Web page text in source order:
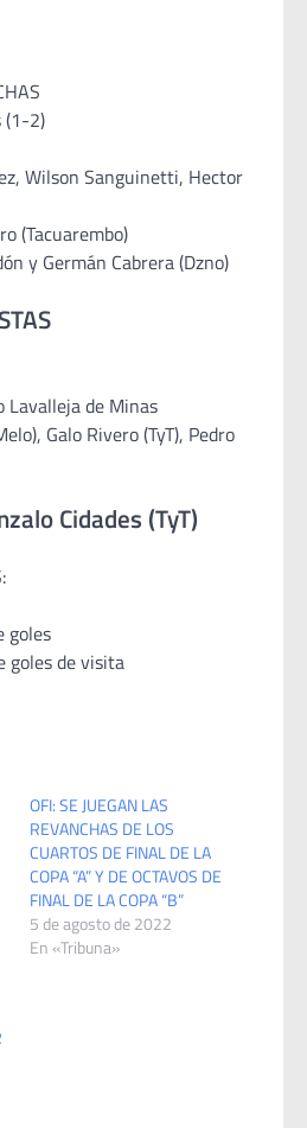
(1-2)
Wilson Sanguinetti, Hector
(Tacuarembo)
y Germán Cabrera (Dzno)
Lavalleja de Minas
Galo Rivero (TyT), Pedro
Cidades (TyT)
goles
goles de visita
OFI: SE JUEGAN LAS
REVANCHAS DE LOS
CUARTOS DE FINAL DE LA
COPA “A” Y DE OCTAVOS DE
FINAL DE LA COPA “B”
5 de agosto de 2022
En «Tribuna»